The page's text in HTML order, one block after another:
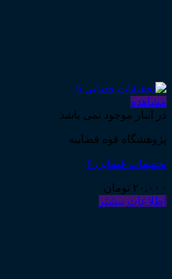
مشاهده
در انبار موجود نمی باشد
پژوهشگاه قوه قضاییه
تحقیقات قضایی ۶
۲۰,۰۰۰ تومان
اطلاعات بیشتر